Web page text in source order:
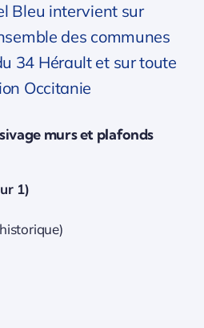
Bleu intervient sur
des communes
34 Hérault et sur toute
Occitanie
murs et plafonds
1)